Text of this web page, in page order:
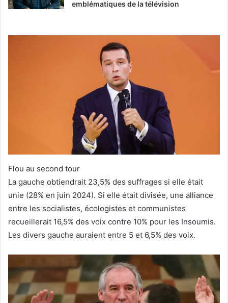
emblématiques de la télévision
Flou au second tour
La gauche obtiendrait 23,5% des suffrages si elle était
unie (28% en juin 2024). Si elle était divisée, une alliance
entre les socialistes, écologistes et communistes
recueillerait 16,5% des voix contre 10% pour les Insoumis.
Les divers gauche auraient entre 5 et 6,5% des voix.